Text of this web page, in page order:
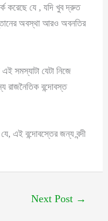
করেছে যে , যদি খুব দ্রুত
অবস্থা আরও অবনতির
সমস্যাটা যেটা নিজে
রাজনৈতিক বন্দোবস্ত
যে, এই বন্দোবস্তের জন্য বন্দী
Next Post →